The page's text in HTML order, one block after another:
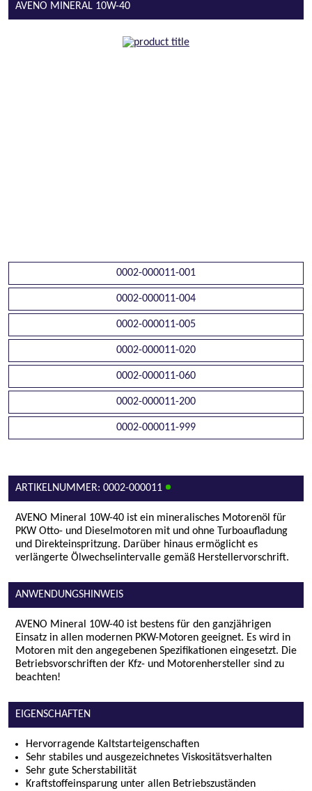
AVENO MINERAL 10W-40
0002-000011-001
0002-000011-004
0002-000011-005
0002-000011-020
0002-000011-060
0002-000011-200
0002-000011-999
ARTIKELNUMMER: 0002-000011
AVENO Mineral 10W-40 ist ein mineralisches Motorenöl für
PKW Otto- und Dieselmotoren mit und ohne Turboaufladung
und Direkteinspritzung. Darüber hinaus ermöglicht es
verlängerte Ölwechselintervalle gemäß Herstellervorschrift.
ANWENDUNGSHINWEIS
AVENO Mineral 10W-40 ist bestens für den ganzjährigen
Einsatz in allen modernen PKW-Motoren geeignet. Es wird in
Motoren mit den angegebenen Spezifikationen eingesetzt. Die
Betriebsvorschriften der Kfz- und Motorenhersteller sind zu
beachten!
EIGENSCHAFTEN
Hervorragende Kaltstarteigenschaften
Sehr stabiles und ausgezeichnetes Viskositätsverhalten
Sehr gute Scherstabilität
Kraftstoffeinsparung unter allen Betriebszuständen